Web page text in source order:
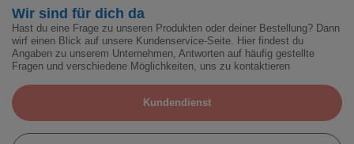
Wir sind für dich da
Hast du eine Frage zu unseren Produkten oder deiner Bestellung? Dann
wirf einen Blick auf unsere Kundenservice-Seite. Hier findest du
Angaben zu unserem Unternehmen, Antworten auf häufig gestellte
Fragen und verschiedene Möglichkeiten, uns zu kontaktieren
Kundendienst